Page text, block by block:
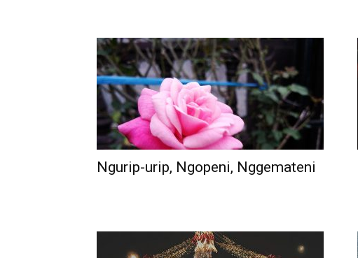
Ngurip-urip, Ngopeni, Nggemateni